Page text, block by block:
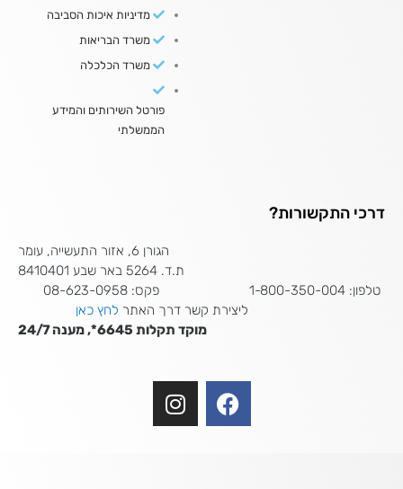
מדיניות איכות הסביבה
משרד הבריאות
משרד הכלכלה
פורטל השירותים והמידע
הממשלתי
דרכי התקשורות?
הגורן 6, אזור התעשייה, עומר
ת.ד. 5264 באר שבע 8410401
ליצירת קשר דרך האתר לחץ כאן
מוקד תקלות 6645*, מענה 24/7
F
a
I
n